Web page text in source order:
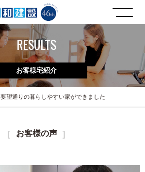
RESULTS
お客様宅紹介
要望通りの暮らしやすい家ができました
お客様の声